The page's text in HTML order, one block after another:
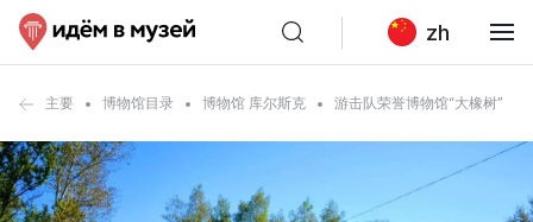
zh
主要 博物馆目录 博物馆 库尔斯克 游击队荣誉博物馆“大橡树”